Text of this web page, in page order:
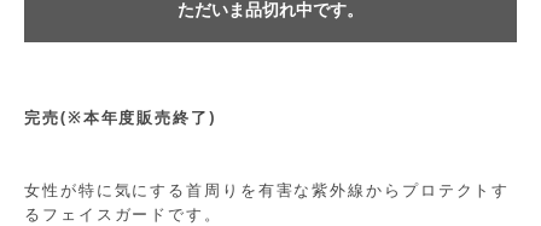
ただいま品切れ中です。
完売(※本年度販売終了)
女性が特に気にする首周りを有害な紫外線からプロテクトす
るフェイスガードです。